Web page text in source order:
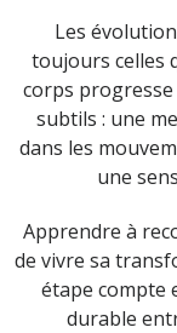
Les
toujours celles
corps
subtils : une
dans les
une
Apprendre à
de vivre sa
étape compte
durable